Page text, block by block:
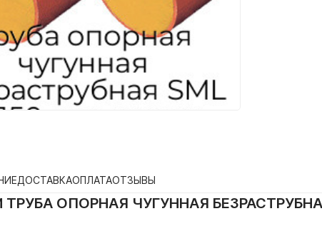
ДОСТАВКАОПЛАТАОТЗЫВЫ
ТРУБА ОПОРНАЯ ЧУГУННАЯ